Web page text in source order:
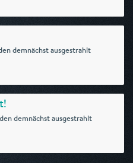
demnächst ausgestrahlt
demnächst ausgestrahlt